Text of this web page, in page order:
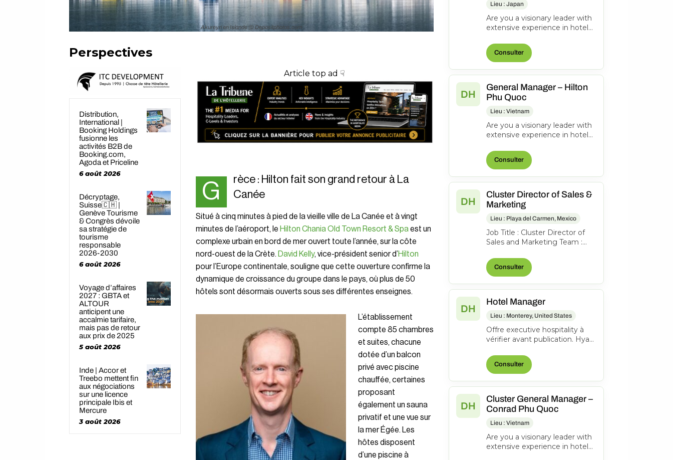
Akureyri en Islande @ Depositphotos.com
Perspectives
Distribution,
International |
Booking Holdings
fusionne les
activités B2B de
Booking.com,
Agoda et Priceline
6 août 2026
Décryptage,
Suisse🇨🇭 |
Genève Tourisme
& Congrès dévoile
sa stratégie de
tourisme
responsable
2026-2030
6 août 2026
Voyage d’affaires
2027 : GBTA et
ALTOUR
anticipent une
accalmie tarifaire,
mais pas de retour
aux prix de 2025
5 août 2026
Inde | Accor et
Treebo mettent fin
aux négociations
sur une licence
principale Ibis et
Mercure
3 août 2026
Article top ad ☟
G
rèce : Hilton fait son grand retour à La
Canée
Situé à cinq minutes à pied de la vieille ville de La Canée et à vingt
minutes de l’aéroport, le Hilton Chania Old Town Resort & Spaest un
complexe urbain en bord de mer ouvert toute l’année, sur la côte
nord-ouest de la Crète. David Kelly, vice-président senior d’Hilton
pour l’Europe continentale, souligne que cette ouverture confirme la
dynamique de croissance du groupe dans le pays, où plus de 50
hôtels sont désormais ouverts sous ses différentes enseignes.
L’établissement
compte 85 chambres
et suites, chacune
dotée d’un balcon
privé avec piscine
chauffée, certaines
proposant
également un sauna
privatif et une vue sur
la mer Égée. Les
hôtes disposent
d’une piscine à
Lieu : Japan
Are you a visionary leader with
extensive experience in hotel
driving operational success...
Consulter
DH
General Manager – Hilton
Phu Quoc
Lieu : Vietnam
Are you a visionary leader with
extensive experience in hotel
driving operational success...
Consulter
DH
Cluster Director of Sales &
Marketing
Lieu : Playa del Carmen, Mexico
Job Title : Cluster Director of
Sales and Marketing Team :
Events & Communications
Work...
Consulter
DH
Hotel Manager
Lieu : Monterey, United States
Offre executive hospitality à
vérifier avant publication. Hyatt
Spa on Del Monte Golf Cour...
Consulter
DH
Cluster General Manager –
Conrad Phu Quoc
Lieu : Vietnam
Are you a visionary leader with
extensive experience in hotel